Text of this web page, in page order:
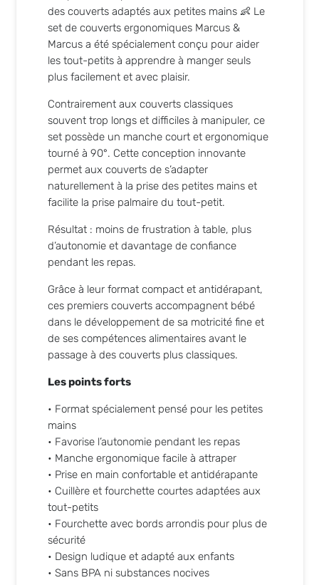
des couverts adaptés aux petites mains 👶 Le
set de couverts ergonomiques Marcus &
Marcusa été spécialement conçu pour aider
les tout-petits à apprendre à manger seuls
plus facilement et avec plaisir.
Contrairement aux couverts classiques
souvent trop longs et difficiles à manipuler, ce
set possède un manche court et ergonomique
tourné à 90°. Cette conception innovante
permet aux couverts de s’adapter
naturellement à la prise des petites mains et
facilite la prise palmaire du tout-petit.
Résultat : moins de frustration à table, plus
d’autonomie et davantage de confiance
pendant les repas.
Grâce à leur format compact et antidérapant,
ces premiers couverts accompagnent bébé
dans le développement de sa motricité fine et
de ses compétences alimentaires avant le
passage à des couverts plus classiques.
Les points forts
• Format spécialement pensé pour les petites
mains
• Favorise l’autonomie pendant les repas
• Manche ergonomique facile à attraper
• Prise en main confortable et antidérapante
• Cuillère et fourchette courtes adaptées aux
tout-petits
• Fourchette avec bords arrondis pour plus de
sécurité
• Design ludique et adapté aux enfants
• Sans BPA ni substances nocives